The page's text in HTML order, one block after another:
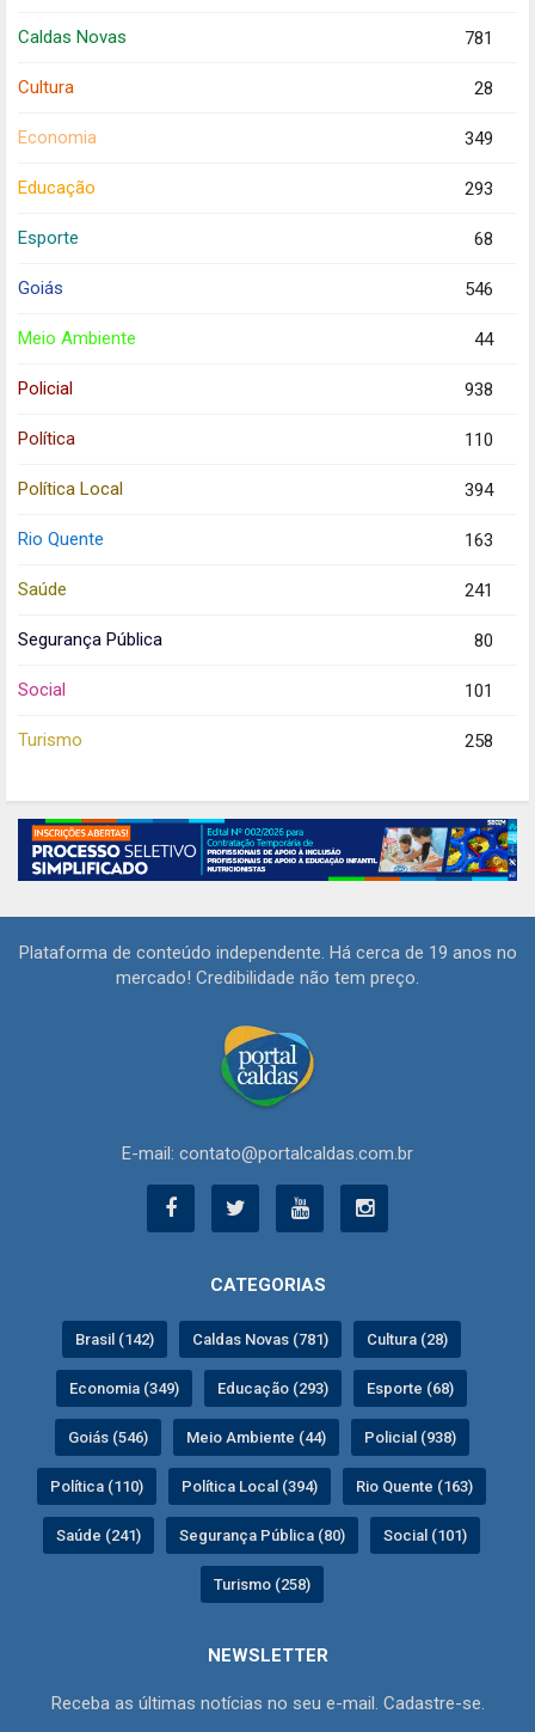
Caldas Novas 781
Cultura 28
Economia 349
Educação 293
Esporte 68
Goiás 546
Meio Ambiente 44
Policial 938
Política 110
Política Local 394
Rio Quente 163
Saúde 241
Segurança Pública 80
Social 101
Turismo 258
Plataforma de conteúdo independente. Há cerca de 19 anos no
mercado! Credibilidade não tem preço.
E-mail: contato@portalcaldas.com.br
CATEGORIAS
Brasil (142) Caldas Novas (781) Cultura (28)
Economia (349) Educação (293) Esporte (68)
Goiás (546) Meio Ambiente (44) Policial (938)
Política (110) Política Local (394) Rio Quente (163)
Saúde (241) Segurança Pública (80) Social (101)
Turismo (258)
NEWSLETTER
Receba as últimas notícias no seu e-mail. Cadastre-se.